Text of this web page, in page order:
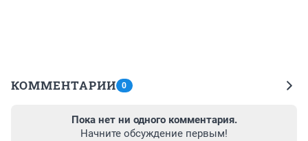
КОММЕНТАРИИ 0
Пока нет ни одного комментария.
Начните обсуждение первым!